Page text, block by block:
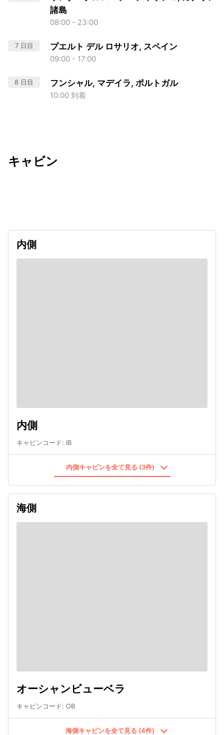
諸島
08:00 - 23:00
7 日目 プエルト デル ロサリオ, スペイン
09:00 - 17:00
8 日目 フンシャル, マデイラ, ポルトガル
10:00 到着
キャビン
内側
内側
キャビンコード: IB
内側キャビンを全て見る (3件)
海側
オーシャンビューベラ
キャビンコード: OB
海側キャビンを全て見る (4件)